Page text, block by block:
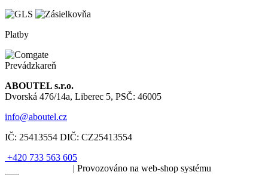
Platby
Prevádzkareň
ABOUTEL s.r.o.
Dvorská 476/14a, Liberec 5, PSČ: 46005
info@aboutel.cz
IČ: 25413554 DIČ: CZ25413554
+420 733 563 605
| Provozováno na web-shop systému